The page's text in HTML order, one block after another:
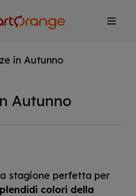
in Autunno
Autunno
stagione perfetta per
colori della